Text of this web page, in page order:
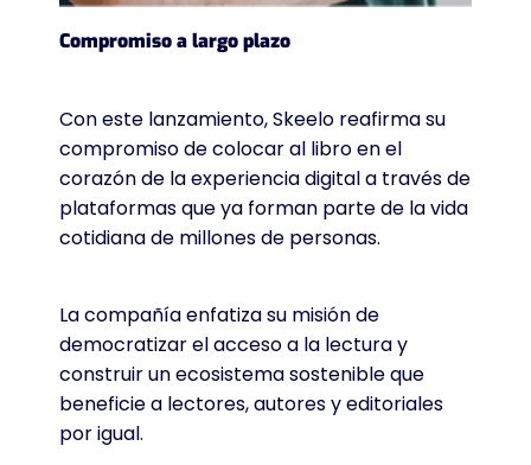
Compromiso a largo plazo
Con este lanzamiento, Skeelo reafirma su
compromiso de colocar al libro en el
corazón de la experiencia digital a través de
plataformas que ya forman parte de la vida
cotidiana de millones de personas.
La compañía enfatiza su misión de
democratizar el acceso a la lectura y
construir un ecosistema sostenible que
beneficie a lectores, autores y editoriales
por igual.